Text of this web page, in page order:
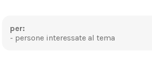
per:
- persone interessate al tema